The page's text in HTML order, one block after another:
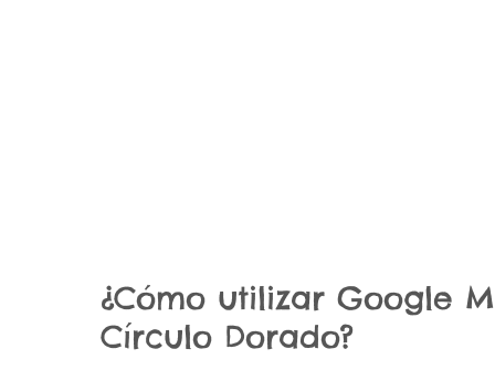
¿Cómo utilizar Google
Círculo Dorado?